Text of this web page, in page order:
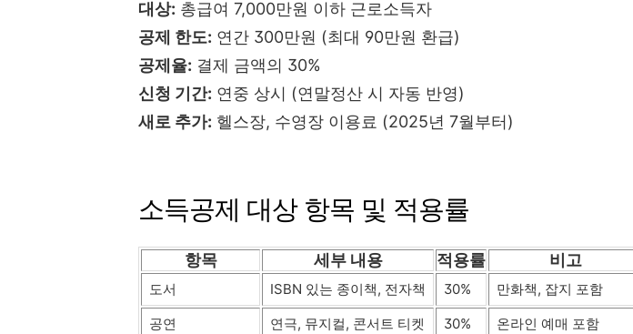
대상: 총급여 7,000만원 이하 근로소득자
공제 한도: 연간 300만원 (최대 90만원 환급)
공제율: 결제 금액의 30%
신청 기간: 연중 상시 (연말정산 시 자동 반영)
새로 추가: 헬스장, 수영장 이용료 (2025년 7월부터)
소득공제 대상 항목 및 적용률
항목 세부 내용 적용률 비고
도서 ISBN 있는 종이책, 전자책 30%
만화책, 잡지 포함
공연
연극, 뮤지컬, 콘서트 티켓 30%
온라인 예매 포함